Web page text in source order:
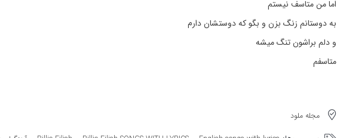
اما من متاسف نیستم
به دوستانم زنگ بزن و بگو که دوستشان دارم
و دلم براشون تنگ میشه
متاسفم
مجله ملود